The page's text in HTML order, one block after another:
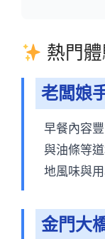
熱門
老闆娘
早餐內容
與油條等
地風味與
金門大